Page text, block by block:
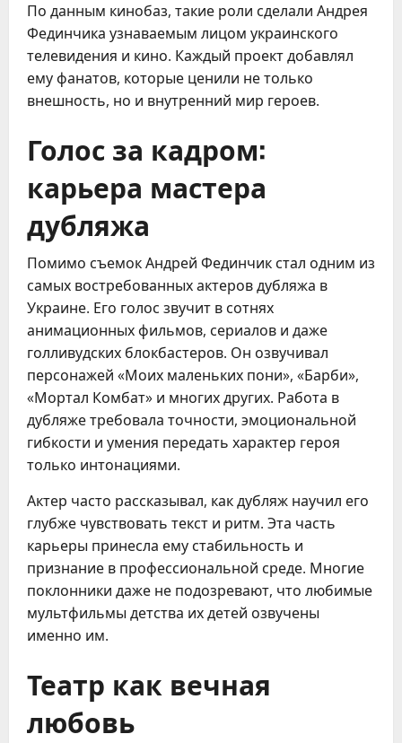
По данным кинобаз, такие роли сделали Андрея
Фединчика узнаваемым лицом украинского
телевидения и кино. Каждый проект добавлял
ему фанатов, которые ценили не только
внешность, но и внутренний мир героев.
Голос за кадром:
карьера мастера
дубляжа
Помимо съемок Андрей Фединчик стал одним из
самых востребованных актеров дубляжа в
Украине. Его голос звучит в сотнях
анимационных фильмов, сериалов и даже
голливудских блокбастеров. Он озвучивал
персонажей «Моих маленьких пони», «Барби»,
«Мортал Комбат» и многих других. Работа в
дубляже требовала точности, эмоциональной
гибкости и умения передать характер героя
только интонациями.
Актер часто рассказывал, как дубляж научил его
глубже чувствовать текст и ритм. Эта часть
карьеры принесла ему стабильность и
признание в профессиональной среде. Многие
поклонники даже не подозревают, что любимые
мультфильмы детства их детей озвучены
именно им.
Театр как вечная
любовь